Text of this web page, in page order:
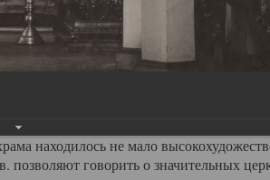
культовых построек
ионического стиля, с
фронтоном и множеством резных,
ценность. В совокупности же с
церковной утвари интерьер
декоративного убранства
посетителей. В соборной ризнице,
находилось не мало
говорить о значительных